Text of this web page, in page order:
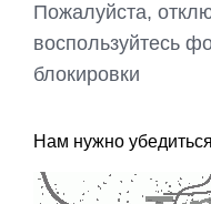
Пожалуйста,
воспользуйтесь
блокировки
Нам нужно